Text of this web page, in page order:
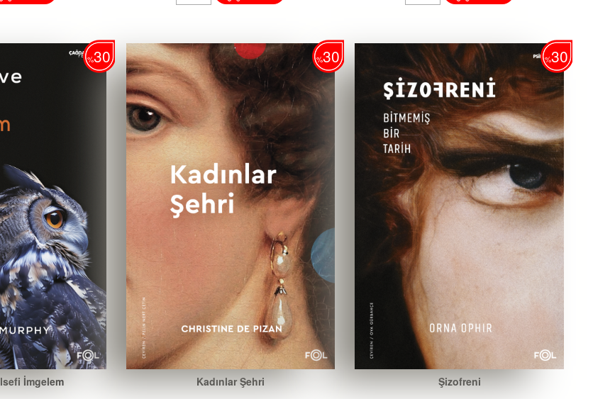
%30
İmgelem
%30
Kadınlar Şehri
%30
Şizofreni